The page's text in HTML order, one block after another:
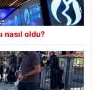
nasıl oldu?